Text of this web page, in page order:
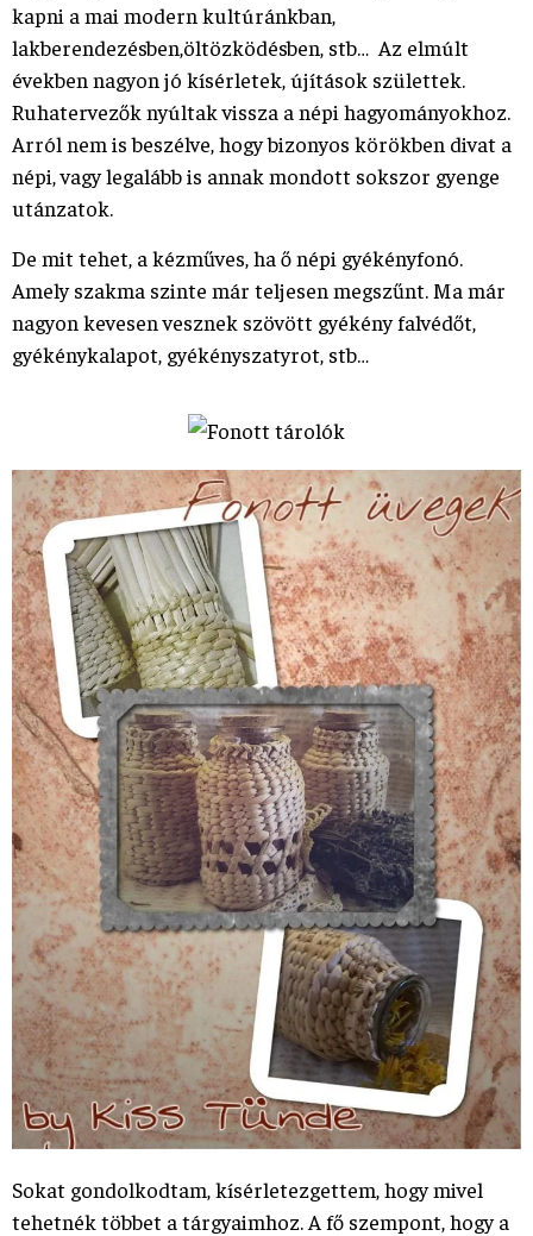
kapni a mai modern kultúránkban,
lakberendezésben,öltözködésben, stb… Az elmúlt
években nagyon jó kísérletek, újítások születtek.
Ruhatervezők nyúltak vissza a népi hagyományokhoz.
Arról nem is beszélve, hogy bizonyos körökben divat a
népi, vagy legalább is annak mondott sokszor gyenge
utánzatok.
De mit tehet, a kézműves, ha ő népi gyékényfonó.
Amely szakma szinte már teljesen megszűnt. Ma már
nagyon kevesen vesznek szövött gyékény falvédőt,
gyékénykalapot, gyékényszatyrot, stb…
Sokat gondolkodtam, kísérletezgettem, hogy mivel
tehetnék többet a tárgyaimhoz. A fő szempont, hogy a